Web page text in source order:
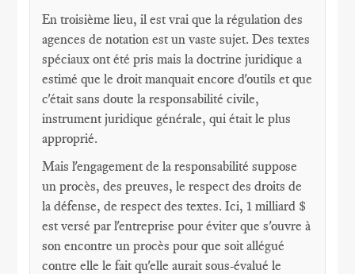
En troisième lieu, il est vrai que la régulation des
agences de notation est un vaste sujet. Des textes
spéciaux ont été pris mais la doctrine juridique a
estimé que le droit manquait encore d'outils et que
c'était sans doute la responsabilité civile,
instrument juridique générale, qui était le plus
approprié.
Mais l'engagement de la responsabilité suppose
un procès, des preuves, le respect des droits de
la défense, de respect des textes. Ici, 1 milliard $
est versé par l'entreprise pour éviter que s'ouvre à
son encontre un procès pour que soit allégué
contre elle le fait qu'elle aurait sous-évalué le